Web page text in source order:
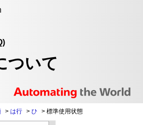
ついて
> は行 > ひ > 標準使用状態